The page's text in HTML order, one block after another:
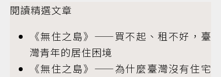
閱讀精選文章
《無住之島》——買不起、租不好，臺
灣青年的居住困境
《無住之島》——為什麼臺灣沒有住宅